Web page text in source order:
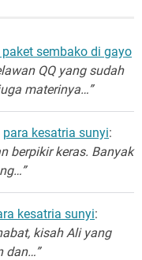
sembako di gayo
QQ yang sudah
materinya…”
para kesatria sunyi:
berpikir keras. Banyak
kesatria sunyi:
kisah Ali yang
dan…”